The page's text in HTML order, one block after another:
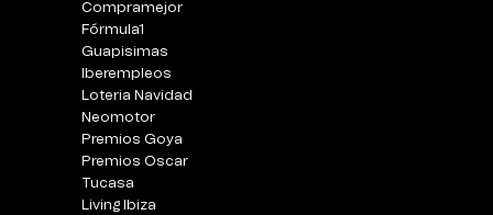
Compramejor
Fórmula1
Guapisimas
Iberempleos
Loteria Navidad
Neomotor
Premios Goya
Premios Oscar
Tucasa
Living Ibiza